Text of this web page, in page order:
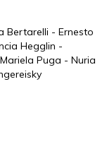
Bertarelli - Ernesto
Hegglin -
Puga - Nuria